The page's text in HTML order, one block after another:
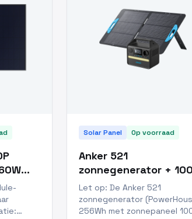
Solar Panel Op voorraad
Anker 521
zonnegenerator +
zonnepaneel
Let op: De Anker 521
zonnegenerator
256Wh met zonnepaneel